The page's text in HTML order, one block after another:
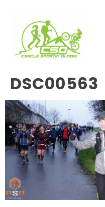
DSC00563